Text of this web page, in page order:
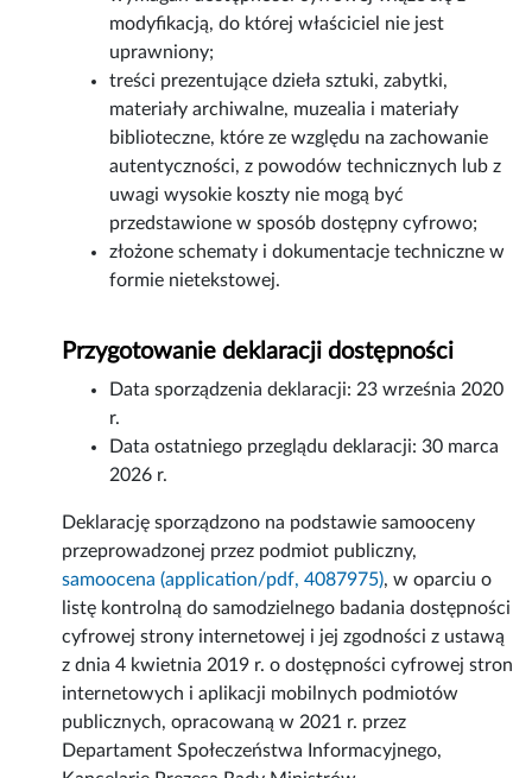
modyfikacją, do której właściciel nie jest
uprawniony;
treści prezentujące dzieła sztuki, zabytki,
materiały archiwalne, muzealia i materiały
biblioteczne, które ze względu na zachowanie
autentyczności, z powodów technicznych lub z
uwagi wysokie koszty nie mogą być
przedstawione w sposób dostępny cyfrowo;
złożone schematy i dokumentacje techniczne w
formie nietekstowej.
Przygotowanie deklaracji dostępności
Data sporządzenia deklaracji: 23 września 2020
r.
Data ostatniego przeglądu deklaracji:30 marca
2026 r.
Deklarację sporządzono na podstawie samooceny
przeprowadzonej przez podmiot publiczny,
samoocena (application/pdf, 4087975), w oparciu o
listę kontrolną do samodzielnego badania dostępności
cyfrowej strony internetowej i jej zgodności z ustawą
z dnia 4 kwietnia 2019 r. o dostępności cyfrowej stron
internetowych i aplikacji mobilnych podmiotów
publicznych, opracowaną w 2021 r. przez
Departament Społeczeństwa Informacyjnego,